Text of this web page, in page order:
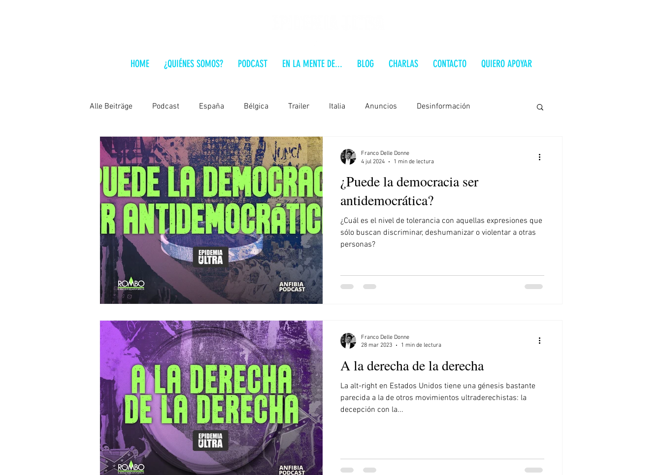
HOME ¿QUIÉNES SOMOS? PODCAST EN LA MENTE DE... BLOG CHARLAS CONTACTO QUIERO APOYAR
Alle Beiträge Podcast España Bélgica Trailer Italia Anuncios Desinformación
Lo que hay que leer India Alemania Brasil
Chile Hungría Análisis a fondo Serbia Audio-Análisis Formación Entrevista
Francia Argentina Rusia Venezuela El Salvador Irán Trump
¿Puede la democracia ser
antidemocrática?
¿Cuál es el nivel de tolerancia con aquellas expresiones que
sólo buscan discriminar, deshumanizar o violentar a otras
personas?
Franco Delle Donne
4 jul 2024
1 min de lectura
A la derecha de la derecha
La alt-right en Estados Unidos tiene una génesis bastante
parecida a la de otros movimientos ultraderechistas: la
decepción con la...
Franco Delle Donne
28 mar 2023
1 min de lectura